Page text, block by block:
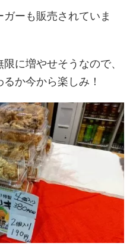
ーも販売されていま
に増やせそうなので、
か今から楽しみ！